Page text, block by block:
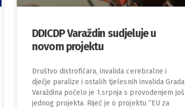
DDICDP Varaždin sudjeluje u
novom projektu
Društvo distrofičara, invalida cerebralne i
dječje paralize i ostalih tjelesnih invalida Grada
Varaždina počelo je 1.srpnja s provođenjem još
jednog projekta. Riječ je o projektu “EU za